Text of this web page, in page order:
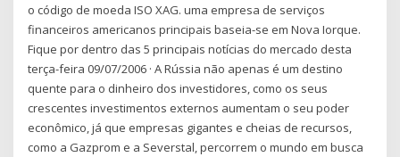
o código de moeda ISO XAG. uma empresa de serviços
financeiros americanos principais baseia-se em Nova Iorque.
Fique por dentro das 5 principais notícias do mercado desta
terça-feira 09/07/2006 · A Rússia não apenas é um destino
quente para o dinheiro dos investidores, como os seus
crescentes investimentos externos aumentam o seu poder
econômico, já que empresas gigantes e cheias de recursos,
como a Gazprom e a Severstal, percorrem o mundo em busca